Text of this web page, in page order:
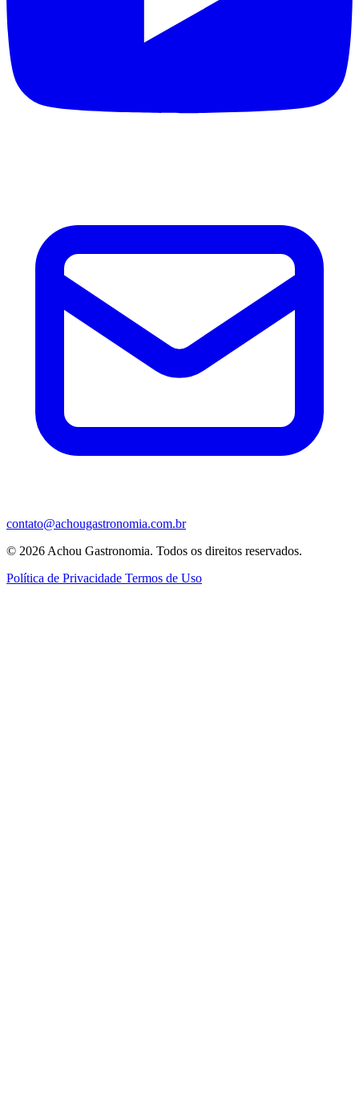
contato@achougastronomia.com.br
© 2026 Achou Gastronomia. Todos os direitos reservados.
Política de Privacidade Termos de Uso